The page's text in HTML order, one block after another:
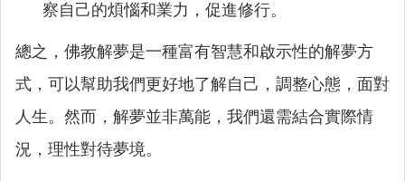
察自己的煩惱和業力，促進修行。
總之，佛教解夢是一種富有智慧和啟示性的解夢方
式，可以幫助我們更好地了解自己，調整心態，面對
人生。然而，解夢並非萬能，我們還需結合實際情
況，理性對待夢境。